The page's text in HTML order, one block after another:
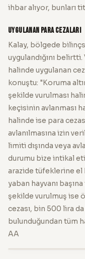
ihbar alıyor, bunları
Uygulanan para cezaları
Kalay, bölgede
uygulandığını belirtti.
halinde uygulanan
konuştu: "Koruma
şekilde vurulması
keçisinin avlanması
halinde ise para
avlanılmasına izin
limiti dışında veya
durumu bize intikal
arazide tüfeklerine el
yaban hayvanı
şekilde vurulmuş ise
cezası, bin 500 lira da
bulunduğundan tüm
AA